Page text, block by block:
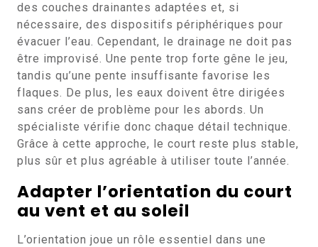
des couches drainantes adaptées et, si
nécessaire, des dispositifs périphériques pour
évacuer l’eau. Cependant, le drainage ne doit pas
être improvisé. Une pente trop forte gêne le jeu,
tandis qu’une pente insuffisante favorise les
flaques. De plus, les eaux doivent être dirigées
sans créer de problème pour les abords. Un
spécialiste vérifie donc chaque détail technique.
Grâce à cette approche, le court reste plus stable,
plus sûr et plus agréable à utiliser toute l’année.
Adapter l’orientation du court
au vent et au soleil
L’orientation joue un rôle essentiel dans une